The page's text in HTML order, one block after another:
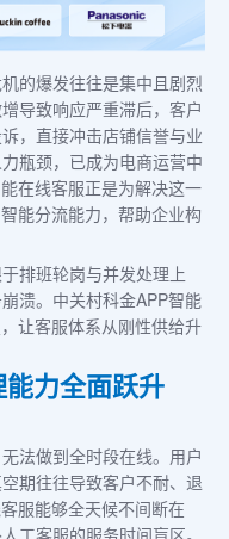
的爆发往往是集中且剧烈
导致响应严重滞后，客户
，直接冲击店铺信誉与业
瓶颈，已成为电商运营中
在线客服正是为解决这一
能分流能力，帮助企业构
排班轮岗与并发处理上
溃。中关村科金APP智能
让客服体系从刚性供给升
力全面跃升
法做到全时段在线。用户
期往往导致客户不耐、退
服能够全天候不间断在
工客服的服务时间盲区。